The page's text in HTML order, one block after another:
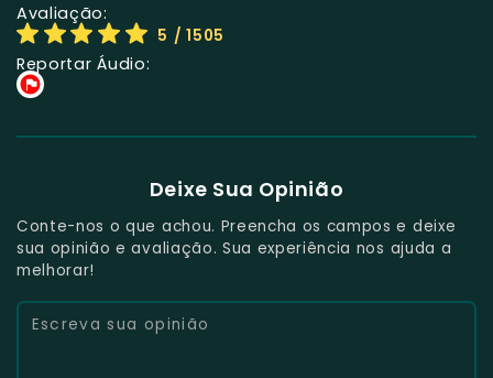
Avaliação:
5 / 1505
Reportar Áudio:
Deixe Sua Opinião
Conte-nos o que achou. Preencha os campos e deixe
sua opinião e avaliação. Sua experiência nos ajuda a
melhorar!